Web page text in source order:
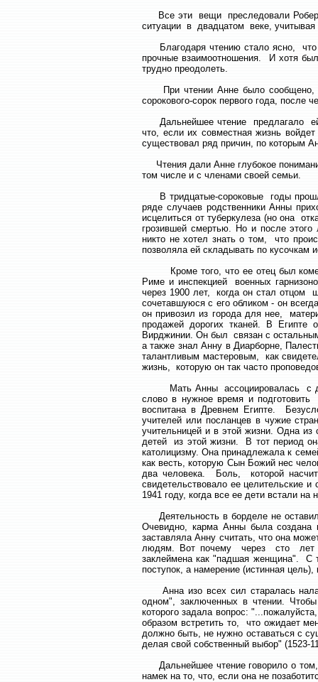
Все эти вещи преследовали
ситуации в двадцатом веке, учитывая
Благодаря чтению стало ясно, что
прочные взаимоотношения. И хотя
трудно преодолеть.
При чтении Анне было сообщено,
сорокового-сорок первого года, после
Дальнейшее чтение предлагало ей
что, если их совместная жизнь
существовал ряд причин, по которым
Чтения дали Анне глубокое
том числе и с членами своей семьи.
В тридцатые-сороковые годы
ряде случаев родственники Анны
исцелиться от туберкулеза (но она
грозившей смертью. Но и после
никто не хотел знать о том, что
позволяла ей складывать по кусочкам
Кроме того, что ее отец был
Риме и инспекцией военных
через 1900 лет, когда он стал отцом
сочетавшуюся с его обликом - он
он привозил из города для нее,
продажей дорогих тканей. В Египте
Вирджинии. Он был связан с
а также знал Анну в Диарборне,
талантливым мастеровым, как
жизнь, которую он так часто
Мать Анны ассоциировалась с
слово в нужное время и
воспитана в Древнем Египте.
учителей или посланцев в чужие
учительницей и в этой жизни. Одна
детей из этой жизни. В тот период
католицизму. Она принадлежала к
как весть, которую Сын Божий нес
два человека. Боль, которой
свидетельствовало ее целительские
1941 году, когда все ее дети встали на
Деятельность в борделе не
Очевидно, карма Анны была
заставляла Анну считать, что она
людям. Вот почему через сто лет
заклеймена как "падшая женщина". С
поступок, а намерение (истинная цель),
Анна изо всех сил старалась
одном", заключенных в чтении.
которого задала вопрос:
образом встретить то, что ожидает
должно быть, не нужно оставаться с
делая свой собственный выбор" (1523-
Дальнейшее чтение говорило о
намек на то, что, если она не